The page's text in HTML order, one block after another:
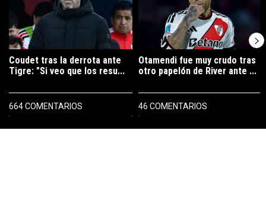
PUBLICIDAD
Coudet tras la derrota ante
Tigre: "Si veo que los resu...
664 COMENTARIOS
Otamendi fue muy crudo tras
otro papelón de River ante ...
46 COMENTARIOS